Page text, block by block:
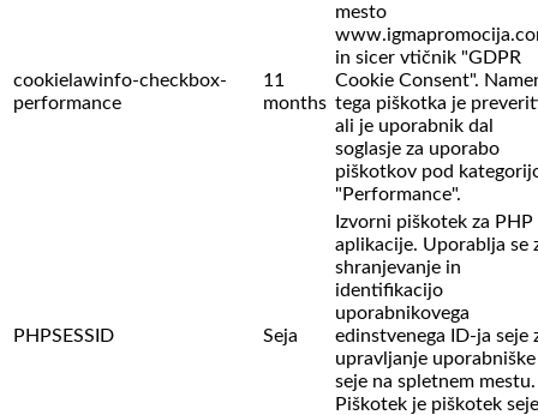
cookielawinfo-checkbox-
performance
11
months
mesto
in sicer vtičnik "GDPR
Cookie Consent".
tega piškotka je
ali je uporabnik dal
soglasje za uporabo
piškotkov pod
"Performance".
PHPSESSID Seja
Izvorni piškotek za PHP
aplikacije. Uporablja se
shranjevanje in
identifikacijo
uporabnikovega
edinstvenega ID-ja seje
upravljanje uporabniške
seje na spletnem mestu.
Piškotek je piškotek seje